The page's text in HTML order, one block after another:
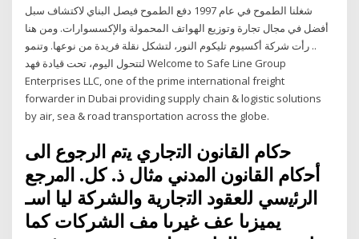
شغلنا الطموح في عام 1997 دفع الطموح فيصل البناي لاكتشاف سبل
أفضل في مجال تجارة وتوزيع الهواتف المحمولة والإكسسوارات. ومن هنا
.. رأت شركة أكسيوم تليكوم النور، لتشكل نقلة فريدة من نوعها. وتنمو
لتتحول اليوم، تحت قيادة فهد Welcome to Safe Line Group
Enterprises LLC, one of the prime international freight
forwarder in Dubai providing supply chain & logistic solutions
by air, sea & road transportation across the globe.
ﺣﮐﺎم اﻟﻘﺎﻧون اﻟﺗﺟﺎري ﯾﺗم اﻟرﺟوع اﻟﯽ
أﺣﮐﺎم اﻟﻘﺎﻧون اﻟﻣدﻧﻲ ﻣﺛﺎل ذ. كل. اﻟﻣرﺟﻊ
اﻟرﺋﯾﺳﻲ ﻟﻟﻌﻘود اﻟﺗﺟﺎرﯾﺔ والشركة ليا اسـ
يميزىا عف غيرىا مف الشركات كما